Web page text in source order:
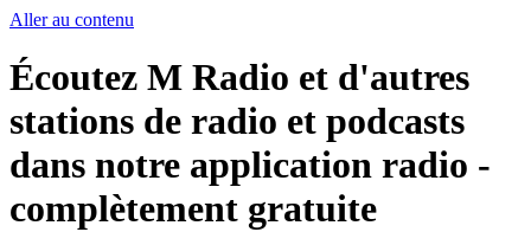
Aller au contenu
Écoutez M Radio et d'autres
stations de radio et podcasts
dans notre application radio -
complètement gratuite